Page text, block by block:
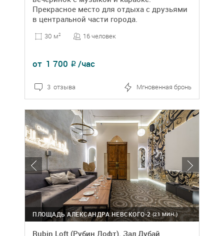
Прекрасное место для отдыха с друзьями
в центральной части города.
30 м2 16 человек
от 1 700 ₽ /час
3 отзыва Мгновенная бронь
(21 МИН.)
ПЛОЩАДЬ АЛЕКСАНДРА НЕВСКОГО-2
Rubin Loft (Рубин Лофт). Зал Дубай